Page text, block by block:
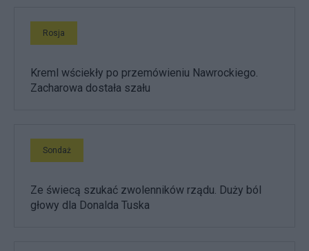
Rosja
Kreml wściekły po przemówieniu Nawrockiego.
Zacharowa dostała szału
Sondaż
Ze świecą szukać zwolenników rządu. Duży ból
głowy dla Donalda Tuska